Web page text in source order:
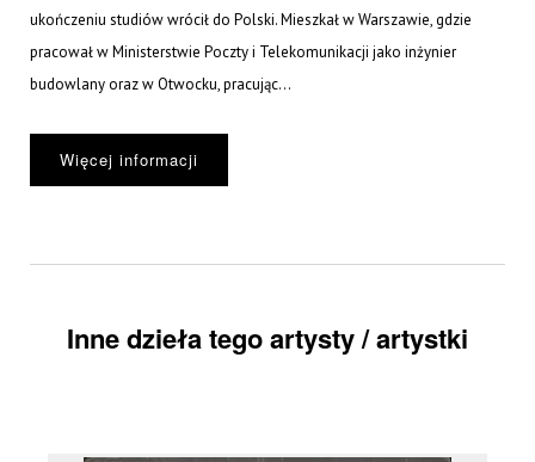
ukończeniu studiów wrócił do Polski. Mieszkał w Warszawie, gdzie
pracował w Ministerstwie Poczty i Telekomunikacji jako inżynier
budowlany oraz w Otwocku, pracując...
Więcej informacji
Inne dzieła tego artysty / artystki